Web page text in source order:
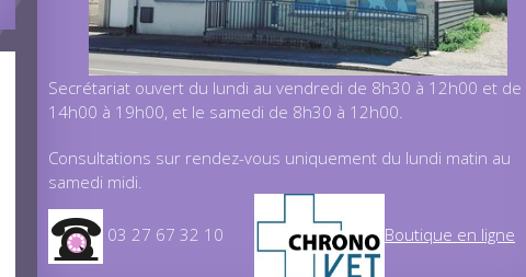
Secrétariat ouvert du lundi au vendredi de 8h30 à 12h00 et de
14h00 à 19h00, et le samedi de 8h30 à 12h00.
Consultations sur rendez-vous uniquement du lundi matin au
samedi midi.
03 27 67 32 10 Boutique en ligne